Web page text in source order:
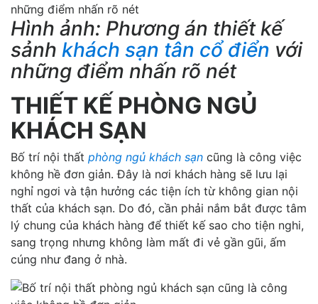
Hình ảnh: Phương án thiết kế
sảnh khách sạn tân cổ điển với
những điểm nhấn rõ nét
THIẾT KẾ PHÒNG NGỦ
KHÁCH SẠN
Bố trí nội thất phòng ngủ khách sạn cũng là công việc
không hề đơn giản. Đây là nơi khách hàng sẽ lưu lại
nghỉ ngơi và tận hưởng các tiện ích từ không gian nội
thất của khách sạn. Do đó, cần phải nắm bắt được tâm
lý chung của khách hàng để thiết kế sao cho tiện nghi,
sang trọng nhưng không làm mất đi vẻ gần gũi, ấm
cúng như đang ở nhà.